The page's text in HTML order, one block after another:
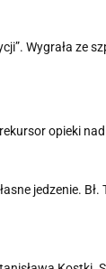
Wygrała ze
opieki
jedzenie. Bł.